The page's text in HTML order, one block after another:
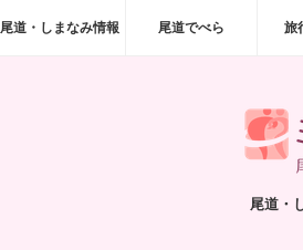
尾道・しまなみ情報 尾道でべら 旅
尾道・